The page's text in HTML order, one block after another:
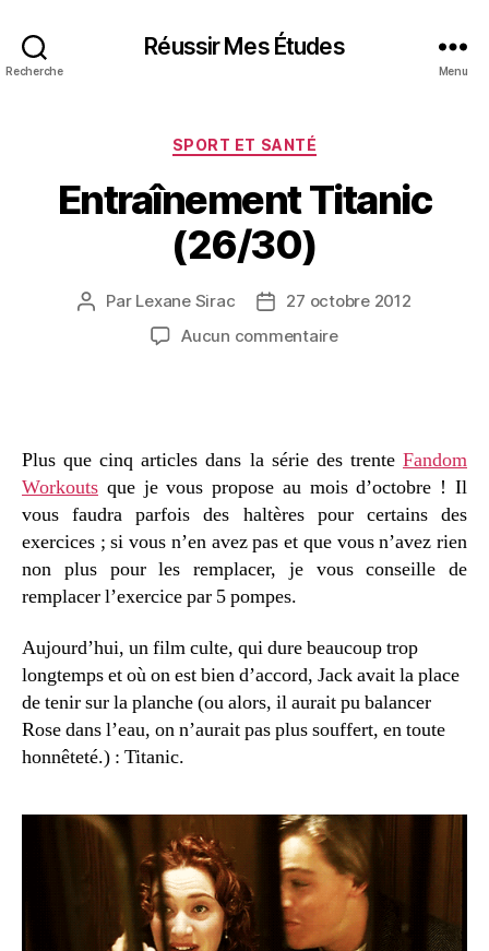
Recherche
Réussir Mes Études
Menu
Catégories
SPORT ET SANTÉ
Entraînement Titanic
(26/30)
Auteur
Par Lexane Sirac
Date27 octobre 2012
Aucun commentairesur
Plus que cinq articles dans la série des trente Fandom
Workouts que je vous propose au mois d’octobre ! Il
vous faudra parfois des haltères pour certains des
exercices ; si vous n’en avez pas et que vous n’avez rien
non plus pour les remplacer, je vous conseille de
remplacer l’exercice par 5 pompes.
Aujourd’hui, un film culte, qui dure beaucoup trop
longtemps et où on est bien d’accord, Jack avait la place
de tenir sur la planche (ou alors, il aurait pu balancer
Rose dans l’eau, on n’aurait pas plus souffert, en toute
honnêteté.) : Titanic.